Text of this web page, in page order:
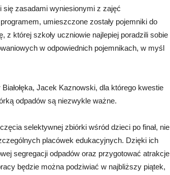
się zasadami wyniesionymi z zajęć
umieszczone zostały pojemniki do
z której szkoły uczniowie najlepiej poradzili sobie
w odpowiednich pojemnikach, w myśl
Jacek Kaznowski, dla którego kwestie
odpadów są niezwykle ważne.
selektywnej zbiórki wśród dzieci po finał, nie
placówek edukacyjnych. Dzięki ich
segregacji odpadów oraz przygotować atrakcje
będzie można podziwiać w najbliższy piątek,